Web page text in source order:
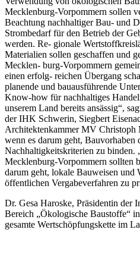
Mecklenburg-Vorpommern sollen
Beachtung nachhaltiger Bau- und
Strombedarf für den Betrieb der
werden. Re- gionale
Materialien sollen geschaffen und
Mecklen- burg-Vorpommern
einen erfolg- reichen Übergang
planende und bauausführende
Know-how für nachhaltiges
unserem Land bereits ansässig“,
der IHK Schwerin, Siegbert
Architektenkammer MV Christoph
wenn es darum geht, Bauvorhaben
Nachhaltigkeitskriterien zu binden.
Mecklenburg-Vorpommern sollten
darum geht, lokale Bauweisen und
öffentlichen Vergabeverfahren zu
Dr. Gesa Haroske, Präsidentin der
Bereich „Ökologische Baustoffe“
gesamte Wertschöpfungskette im